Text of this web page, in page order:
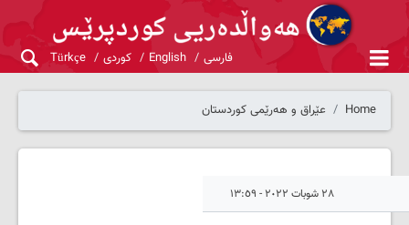
فارسی English کوردی Türkçe
Home عێراق و هەرێمی کوردستان
٢٨ شوبات ٢٠٢٢ - ١٣:٥٩